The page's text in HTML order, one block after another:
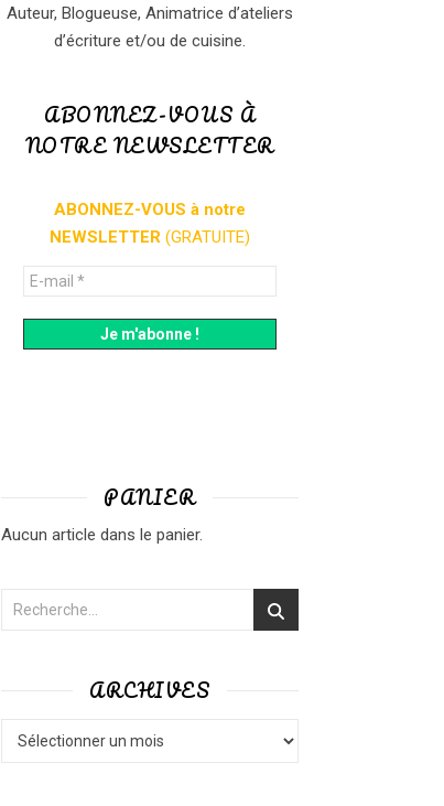
Auteur, Blogueuse, Animatrice d’ateliers
d’écriture et/ou de cuisine.
ABONNEZ-VOUS À
NOTRE NEWSLETTER
ABONNEZ-VOUS à notre
NEWSLETTER (GRATUITE)
PANIER
Aucun article dans le panier.
ARCHIVES